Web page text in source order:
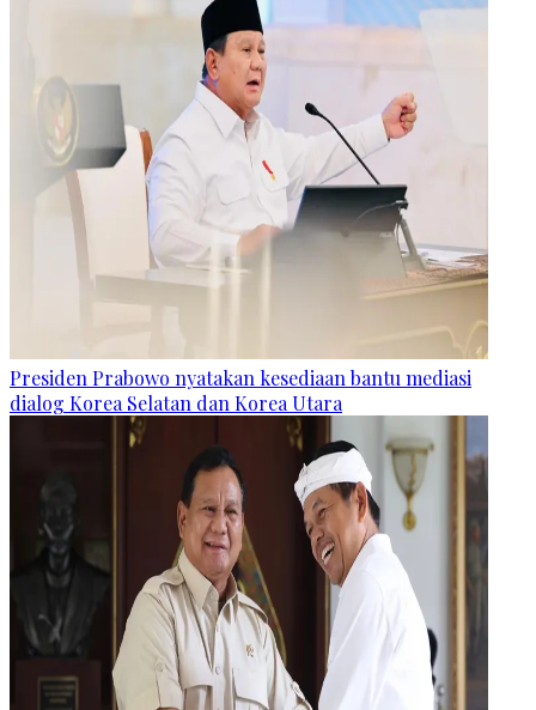
Presiden Prabowo nyatakan kesediaan bantu mediasi
dialog Korea Selatan dan Korea Utara